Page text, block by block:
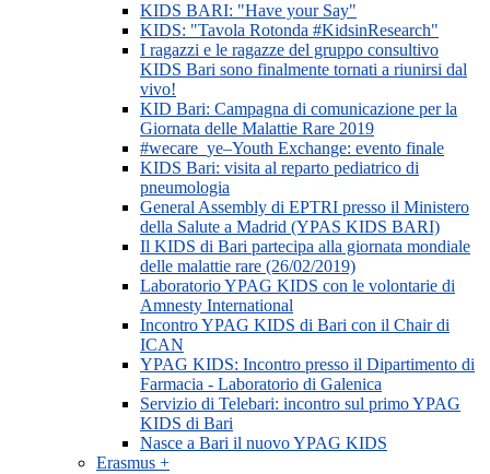
KIDS BARI: "Have your Say"
KIDS: "Tavola Rotonda #KidsinResearch"
I ragazzi e le ragazze del gruppo consultivo
KIDS Bari sono finalmente tornati a riunirsi dal
vivo!
KID Bari: Campagna di comunicazione per la
Giornata delle Malattie Rare 2019
#wecare_ye–Youth Exchange: evento finale
KIDS Bari: visita al reparto pediatrico di
pneumologia
General Assembly di EPTRI presso il Ministero
della Salute a Madrid (YPAS KIDS BARI)
Il KIDS di Bari partecipa alla giornata mondiale
delle malattie rare (26/02/2019)
Laboratorio YPAG KIDS con le volontarie di
Amnesty International
Incontro YPAG KIDS di Bari con il Chair di
ICAN
YPAG KIDS: Incontro presso il Dipartimento di
Farmacia - Laboratorio di Galenica
Servizio di Telebari: incontro sul primo YPAG
KIDS di Bari
Nasce a Bari il nuovo YPAG KIDS
Erasmus +